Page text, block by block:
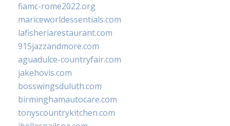
fiamc-rome2022.org
mariceworldessentials.com
lafisheriarestaurant.com
915jazzandmore.com
aguadulce-countryfair.com
jakehovis.com
bosswingsduluth.com
birminghamautocare.com
tonyscountrykitchen.com